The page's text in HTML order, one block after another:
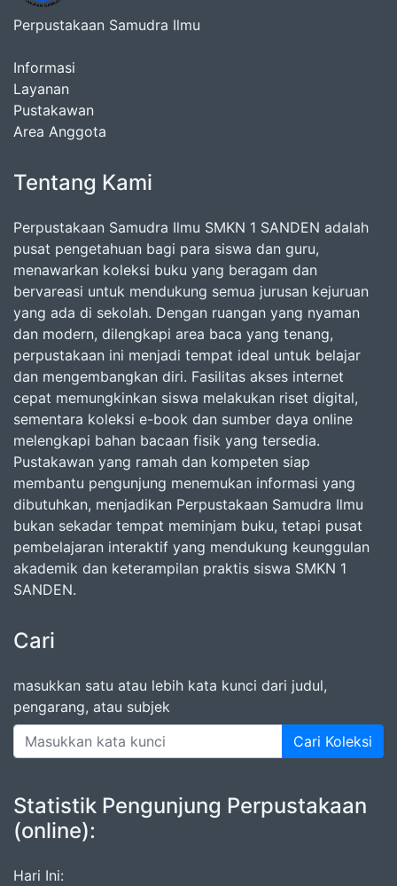
Perpustakaan Samudra Ilmu
Informasi
Layanan
Pustakawan
Area Anggota
Tentang Kami
Perpustakaan Samudra Ilmu SMKN 1 SANDEN adalah
pusat pengetahuan bagi para siswa dan guru,
menawarkan koleksi buku yang beragam dan
bervareasi untuk mendukung semua jurusan kejuruan
yang ada di sekolah. Dengan ruangan yang nyaman
dan modern, dilengkapi area baca yang tenang,
perpustakaan ini menjadi tempat ideal untuk belajar
dan mengembangkan diri. Fasilitas akses internet
cepat memungkinkan siswa melakukan riset digital,
sementara koleksi e-book dan sumber daya online
melengkapi bahan bacaan fisik yang tersedia.
Pustakawan yang ramah dan kompeten siap
membantu pengunjung menemukan informasi yang
dibutuhkan, menjadikan Perpustakaan Samudra Ilmu
bukan sekadar tempat meminjam buku, tetapi pusat
pembelajaran interaktif yang mendukung keunggulan
akademik dan keterampilan praktis siswa SMKN 1
SANDEN.
Cari
masukkan satu atau lebih kata kunci dari judul,
pengarang, atau subjek
Cari Koleksi
Statistik Pengunjung Perpustakaan
(online):
Hari Ini: